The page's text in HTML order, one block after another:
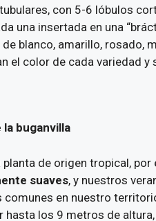
con 5-6 lóbulos
una insertada en una
blanco, amarillo, rosado,
el color de cada variedad y
buganvilla
planta de origen tropical,
suaves, y nuestros
comunes en nuestro
hasta los 9 metros de